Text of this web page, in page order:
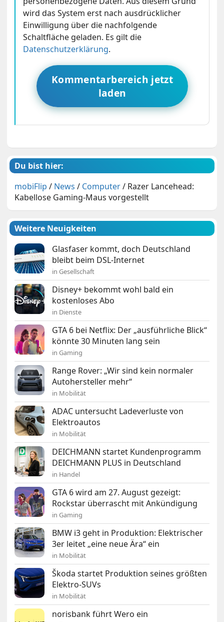
wird das System erst nach ausdrücklicher
Einwilligung über die nachfolgende
Schaltfläche geladen. Es gilt die
Datenschutzerklärung.
Kommentarbereich jetzt
laden
Du bist hier:
mobiFlip / News / Computer/ Razer Lancehead:
Kabellose Gaming-Maus vorgestellt
Weitere Neuigkeiten
Glasfaser kommt, doch Deutschland
bleibt beim DSL-Internet
in Gesellschaft
Disney+ bekommt wohl bald ein
kostenloses Abo
in Dienste
GTA 6 bei Netflix: Der „ausführliche Blick“
könnte 30 Minuten lang sein
in Gaming
Range Rover: „Wir sind kein normaler
Autohersteller mehr“
in Mobilität
ADAC untersucht Ladeverluste von
Elektroautos
in Mobilität
DEICHMANN startet Kundenprogramm
DEICHMANN PLUS in Deutschland
in Handel
GTA 6 wird am 27. August gezeigt:
Rockstar überrascht mit Ankündigung
in Gaming
BMW i3 geht in Produktion: Elektrischer
3er leitet „eine neue Ära“ ein
in Mobilität
Škoda startet Produktion seines größten
Elektro-SUVs
in Mobilität
norisbank führt Wero ein